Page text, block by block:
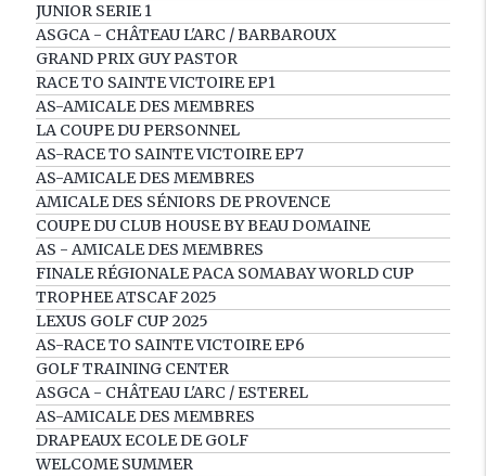
JUNIOR SERIE 1
ASGCA - CHÂTEAU L'ARC / BARBAROUX
GRAND PRIX GUY PASTOR
RACE TO SAINTE VICTOIRE EP1
AS-AMICALE DES MEMBRES
LA COUPE DU PERSONNEL
AS-RACE TO SAINTE VICTOIRE EP7
AS-AMICALE DES MEMBRES
AMICALE DES SÉNIORS DE PROVENCE
COUPE DU CLUB HOUSE BY BEAU DOMAINE
AS - AMICALE DES MEMBRES
FINALE RÉGIONALE PACA SOMABAY WORLD CUP
TROPHEE ATSCAF 2025
LEXUS GOLF CUP 2025
AS-RACE TO SAINTE VICTOIRE EP6
GOLF TRAINING CENTER
ASGCA - CHÂTEAU L'ARC / ESTEREL
AS-AMICALE DES MEMBRES
DRAPEAUX ECOLE DE GOLF
WELCOME SUMMER